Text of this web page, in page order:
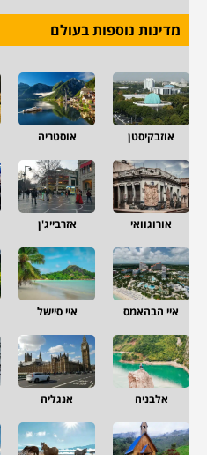
מדינות נוספות בעולם
אוזבקיסטן אוסטריה
אורוגוואי אזרבייג'ן
איי הבהאמס איי סיישל
אלבניה אנגליה